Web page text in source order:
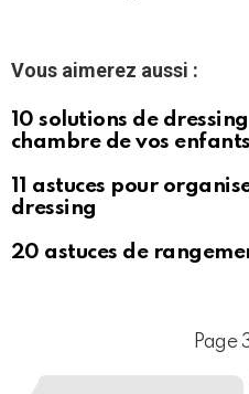
Vous aimerez aussi :
10 solutions de
chambre de vos enfants
11 astuces pour
dressing
20 astuces de
Page